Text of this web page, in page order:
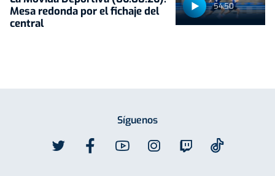
54:50
Mesa redonda por el fichaje del
central
Síguenos